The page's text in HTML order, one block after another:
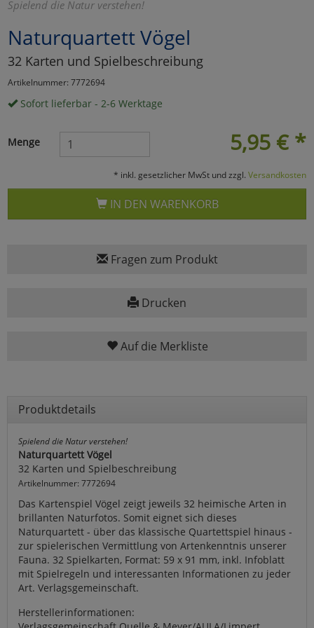
Spielend die Natur verstehen!
Naturquartett Vögel
32 Karten und Spielbeschreibung
Artikelnummer: 7772694
Sofort lieferbar - 2-6 Werktage
5,95 € *
Menge
* inkl. gesetzlicher MwSt und zzgl. Versandkosten
IN DEN WARENKORB
Fragen zum Produkt
Drucken
Auf die Merkliste
Produktdetails
Spielend die Natur verstehen!
Naturquartett Vögel
32 Karten und Spielbeschreibung
Artikelnummer: 7772694
Das Kartenspiel Vögel zeigt jeweils 32 heimische Arten in
brillanten Naturfotos. Somit eignet sich dieses
Naturquartett - über das klassische Quartettspiel hinaus -
zur spielerischen Vermittlung von Artenkenntnis unserer
Fauna. 32 Spielkarten, Format: 59 x 91 mm, inkl. Infoblatt
mit Spielregeln und interessanten Informationen zu jeder
Art. Verlagsgemeinschaft.
Herstellerinformationen:
Umfragetools
zurückzu Haupptseite